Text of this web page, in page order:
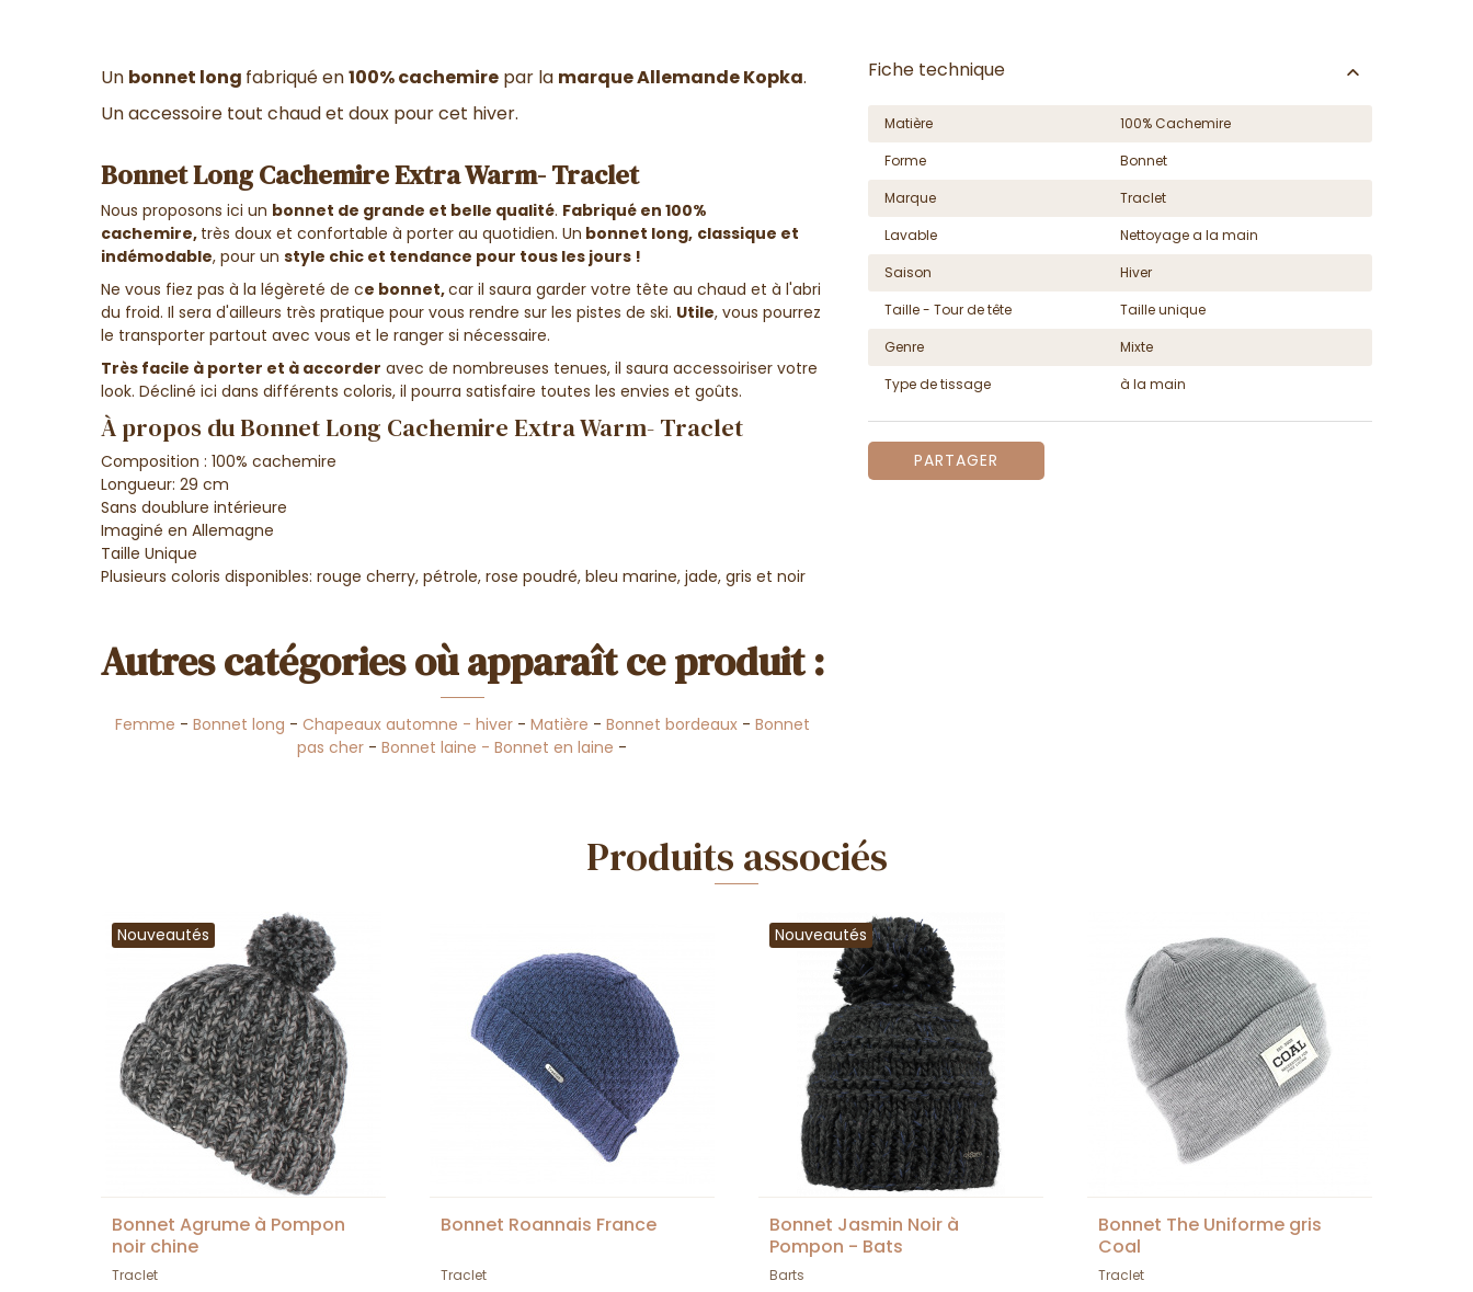
Un bonnet long fabriqué en100% cachemire par la marque Allemande Kopka.
Un accessoire tout chaud et doux pour cet hiver.
Bonnet Long Cachemire Extra Warm- Traclet
Nous proposons ici un bonnet de grande et belle qualité. Fabriqué en 100%
cachemire, très doux et confortable à porter au quotidien. Un bonnet long, classique et
indémodable, pour un style chic et tendance pour tous les jours !
Ne vous fiez pas à la légèreté de ce bonnet,car il saura garder votre tête au chaud et à l'abri
du froid. Il sera d'ailleurs très pratique pour vous rendre sur les pistes de ski. Utile, vous pourrez
le transporter partout avec vous et le ranger si nécessaire.
Très facile à porter et à accorder avec de nombreuses tenues, il saura accessoiriser votre
look. Décliné ici dans différents coloris, il pourra satisfaire toutes les envies et goûts.
À propos du Bonnet Long Cachemire Extra Warm- Traclet
Composition : 100% cachemire
Longueur: 29 cm
Sans doublure intérieure
Imaginé en Allemagne
Taille Unique
Plusieurs coloris disponibles: rouge cherry, pétrole, rose poudré, bleu marine, jade, gris et noir
Autres catégories où apparaît ce produit :
Femme - Bonnet long - Chapeaux automne - hiver- Matière - Bonnet bordeaux- Bonnet
pas cher -Bonnet laine - Bonnet en laine -
Fiche technique
Matière
100% Cachemire
Forme
Bonnet
Marque
Traclet
Lavable
Nettoyage a la main
Saison
Hiver
Taille - Tour de tête
Taille unique
Genre
Mixte
Type de tissage
à la main
PARTAGER
Produits associés
Nouveautés
Bonnet Agrume à Pompon
noir chine
Traclet
Bonnet Roannais France
Traclet
Nouveautés
Bonnet Jasmin Noir à
Pompon - Bats
Barts
Bonnet The Uniforme gris
Coal
Traclet